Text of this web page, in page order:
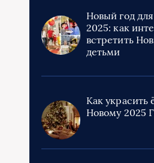
Новый год
2025: как
встретить
детьми
Как украсить
Новому 2025